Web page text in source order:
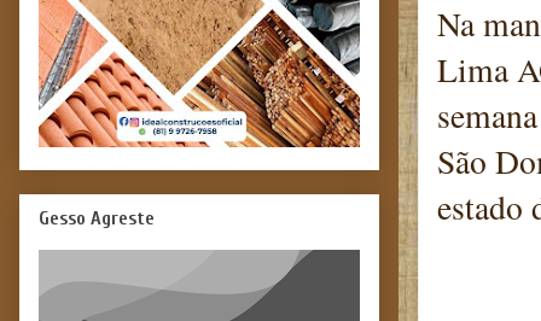
Na
Lima
São
estado
Gesso Agreste